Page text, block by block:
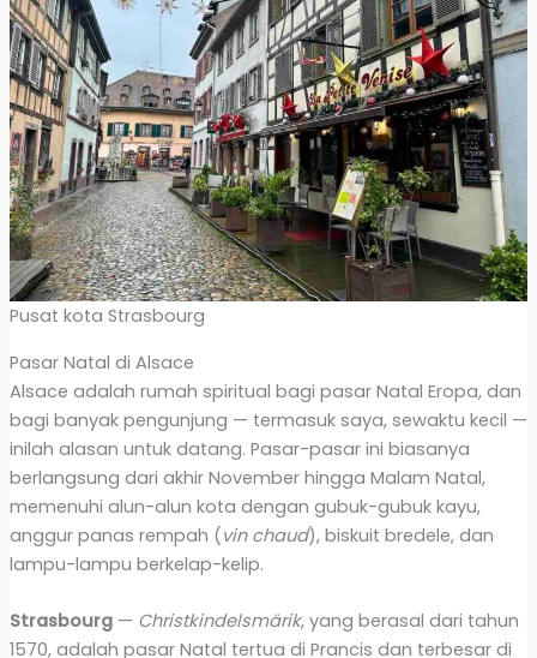
Pusat kota Strasbourg
Pasar Natal di Alsace
Alsace adalah rumah spiritual bagi pasar Natal Eropa, dan
bagi banyak pengunjung — termasuk saya, sewaktu kecil —
inilah alasan untuk datang. Pasar-pasar ini biasanya
berlangsung dari akhir November hingga Malam Natal,
memenuhi alun-alun kota dengan gubuk-gubuk kayu,
anggur panas rempah (vin chaud), biskuit bredele, dan
lampu-lampu berkelap-kelip.
Strasbourg— Christkindelsmärik, yang berasal dari tahun
1570, adalah pasar Natal tertua di Prancis dan terbesar di